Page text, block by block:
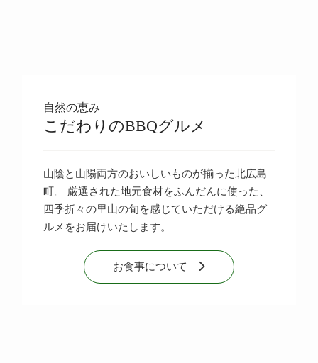
自然の恵み
こだわりのBBQグルメ
山陰と山陽両方のおいしいものが揃った北広島
町。 厳選された地元食材をふんだんに使った、
四季折々の里山の旬を感じていただける絶品グ
ルメをお届けいたします。
お食事について